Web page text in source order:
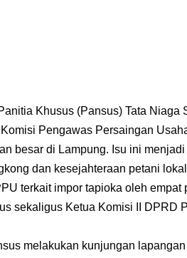
Khusus (Pansus) Tata Niaga
Pengawas Persaingan
besar di Lampung. Isu ini
dan kesejahteraan petani
terkait impor tapioka oleh empat
sekaligus Ketua Komisi II DPRD
melakukan kunjungan